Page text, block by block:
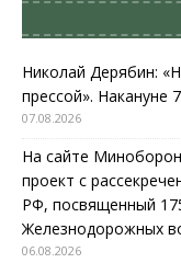
Николай Дерябин:
прессой». Накануне
07.08.2026
На сайте
проект с
РФ, посвященный
Железнодорожных
06.08.2026